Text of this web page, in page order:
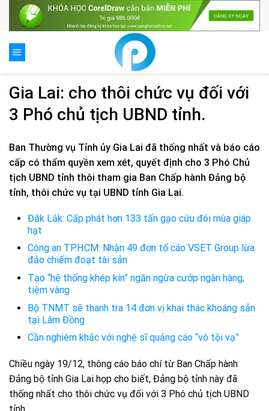
Gia Lai: cho thôi chức vụ đối với
3 Phó chủ tịch UBND tỉnh.
Ban Thường vụ Tỉnh ủy Gia Lai đã thống nhất và báo cáo
cấp có thẩm quyền xem xét, quyết định cho 3 Phó Chủ
tịch UBND tỉnh thôi tham gia Ban Chấp hành Đảng bộ
tỉnh, thôi chức vụ tại UBND tỉnh Gia Lai.
Đắk Lắk: Cấp phát hơn 133 tấn gạo cứu đói mùa giáp
hạt
Công an TP.HCM: Nhận 49 đơn tố cáo VSET Group lừa
đảo chiếm đoạt tài sản
Tạo “hệ thống khép kín” ngăn ngừa cướp ngân hàng,
tiệm vàng
Bộ TNMT sẽ thanh tra 14 đơn vị khai thác khoáng sản
tại Lâm Đồng
Cần nghiêm khắc với nghệ sĩ quảng cáo “vô tội vạ”
Chiều ngày 19/12, thông cáo báo chí từ Ban Chấp hành
Đảng bộ tỉnh Gia Lai họp cho biết, Đảng bộ tỉnh này đã
thống nhất cho thôi chức vụ đối với 3 Phó chủ tịch UBND